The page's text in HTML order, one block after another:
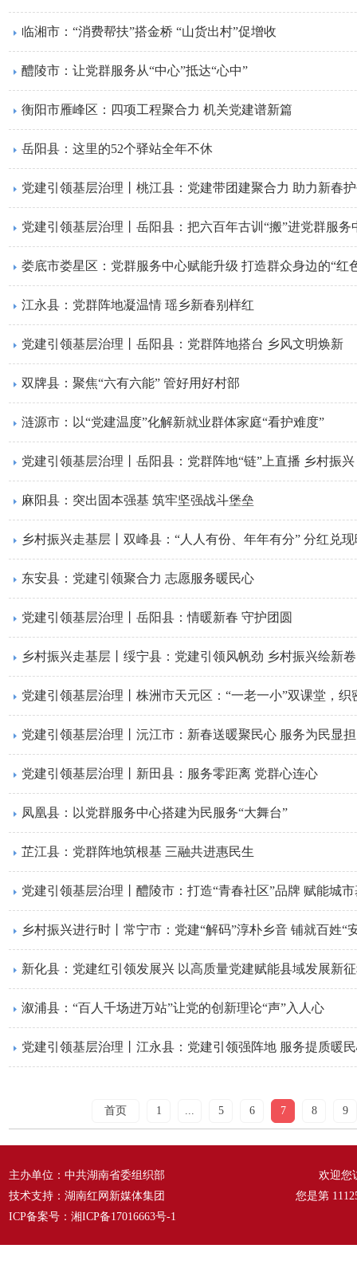
临湘市：“消费帮扶”搭金桥 “山货出村”促增收
醴陵市：让党群服务从“中心”抵达“心中”
衡阳市雁峰区：四项工程聚合力 机关党建谱新篇
岳阳县：这里的52个驿站全年不休
党建引领基层治理丨桃江县：党建带团建聚合力 助力新春
党建引领基层治理丨岳阳县：把六百年古训“搬”进党群服务
娄底市娄星区：党群服务中心赋能升级 打造群众身边的“红
江永县：党群阵地凝温情 瑶乡新春别样红
党建引领基层治理丨岳阳县：党群阵地搭台 乡风文明焕新
双牌县：聚焦“六有六能” 管好用好村部
涟源市：以“党建温度”化解新就业群体家庭“看护难度”
党建引领基层治理丨岳阳县：党群阵地“链”上直播 乡村振兴
麻阳县：突出固本强基 筑牢坚强战斗堡垒
乡村振兴走基层丨双峰县：“人人有份、年年有分” 分红兑
东安县：党建引领聚合力 志愿服务暖民心
党建引领基层治理丨岳阳县：情暖新春 守护团圆
乡村振兴走基层丨绥宁县：党建引领风帆劲 乡村振兴绘新卷
党建引领基层治理丨株洲市天元区：“一老一小”双课堂，织
党建引领基层治理丨沅江市：新春送暖聚民心 服务为民显
党建引领基层治理丨新田县：服务零距离 党群心连心
凤凰县：以党群服务中心搭建为民服务“大舞台”
芷江县：党群阵地筑根基 三融共进惠民生
党建引领基层治理丨醴陵市：打造“青春社区”品牌 赋能城
乡村振兴进行时丨常宁市：党建“解码”淳朴乡音 铺就百姓“
新化县：党建红引领发展兴 以高质量党建赋能县域发展新
溆浦县：“百人千场进万站”让党的创新理论“声”入人心
党建引领基层治理丨江永县：党建引领强阵地 服务提质暖
首页 1 ... 5 6 7 8 9
主办单位：中共湖南省委组织部
技术支持：湖南红网新媒体集团
ICP备案号： 湘ICP备17016663号-1
欢迎您
您是第